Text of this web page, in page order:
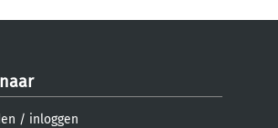
/ inloggen